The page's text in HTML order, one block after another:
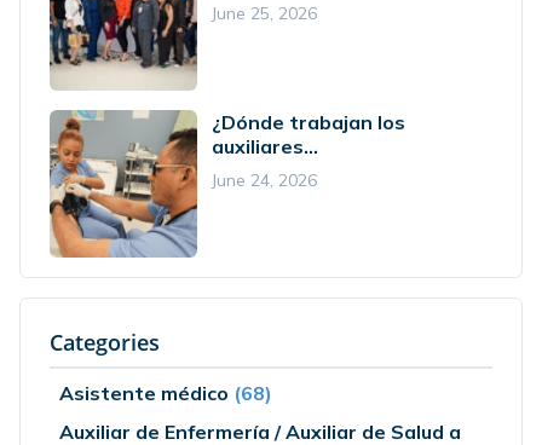
June 25, 2026
¿Dónde trabajan los
auxiliares...
June 24, 2026
Categories
Asistente médico (68)
Auxiliar de Enfermería / Auxiliar de Salud a